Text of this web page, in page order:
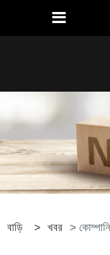
বাড়ি > খবর >